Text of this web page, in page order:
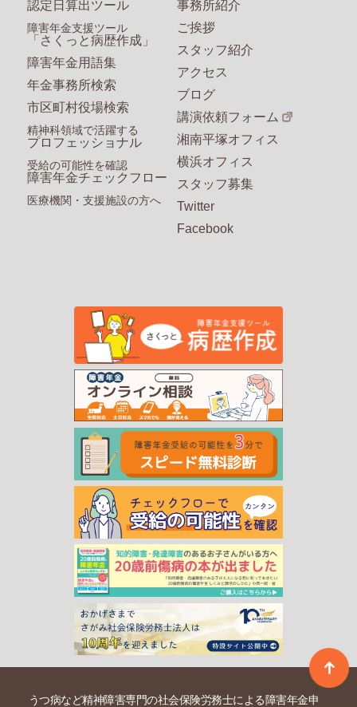
認定日算出ツール
障害年金支援ツール
「さくっと病歴作成」
障害年金用語集
年金事務所検索
市区町村役場検索
精神科領域で活躍する
プロフェッショナル
受給の可能性を確認
障害年金チェックフロー
医療機関・支援施設の方へ
事務所紹介
ご挨拶
スタッフ紹介
アクセス
ブログ
講演依頼フォーム
湘南平塚オフィス
横浜オフィス
スタッフ募集
Twitter
Facebook
うつ病など精神障害専門の社会保険労務士による障害年金申